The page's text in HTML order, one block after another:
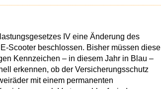
IV eine Änderung des
Scooter beschlossen. Bisher müssen diese
Kennzeichen – in diesem Jahr in Blau –
erkennen, ob der Versicherungsschutz
mit einem permanenten